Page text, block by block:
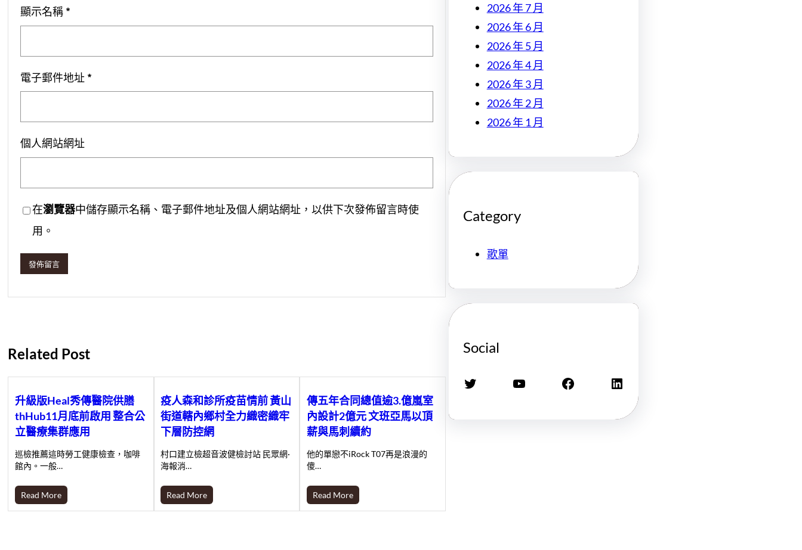
顯示名稱 *
電子郵件地址 *
個人網站網址
在瀏覽器中儲存顯示名稱、電子郵件地址及個人網站網址，以供下次發佈留言時使
用。
Related Post
升級版Heal秀傳醫院供膳
thHub11月底前啟用 整合公
立醫療集群應用
巡檢推薦這時勞工健康檢查，咖啡
館內。一般…
Read More
疫人森和診所疫苗情前 黃山
街道轄內鄉村全力織密織牢
下層防控網
村口建立檢超音波健檢討站 民眾網·
海報消…
Read More
傳五年合同總值逾3.億嵐室
內設計2億元 文班亞馬以頂
薪與馬刺續約
他的單戀不iRock T07再是浪漫的
傻…
Read More
2026 年 7 月
2026 年 6 月
2026 年 5 月
2026 年 4 月
2026 年 3 月
2026 年 2 月
2026 年 1 月
Category
歌單
Social
X YouTube Facebook LinkedIn